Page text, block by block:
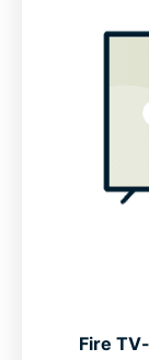
התקינו את האפליקציה ממכשיר ה-Fire TV